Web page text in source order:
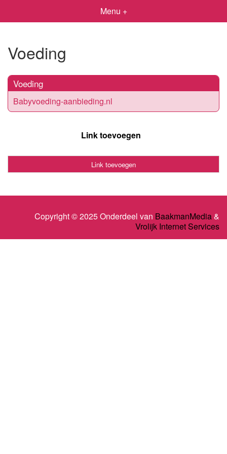
Menu +
Voeding
Voeding
Babyvoeding-aanbieding.nl
Link toevoegen
Link toevoegen
Copyright © 2025 Onderdeel van BaakmanMedia&
Vrolijk Internet Services